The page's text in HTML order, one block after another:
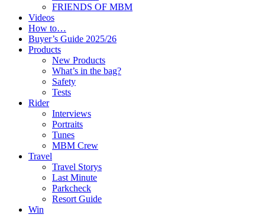
FRIENDS OF MBM
Videos
How to…
Buyer’s Guide 2025/26
Products
New Products
What’s in the bag?
Safety
Tests
Rider
Interviews
Portraits
Tunes
MBM Crew
Travel
Travel Storys
Last Minute
Parkcheck
Resort Guide
Win